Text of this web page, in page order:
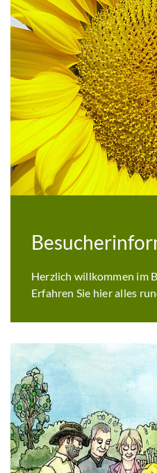
Herzlich willkommen im
Erfahren Sie hier alles